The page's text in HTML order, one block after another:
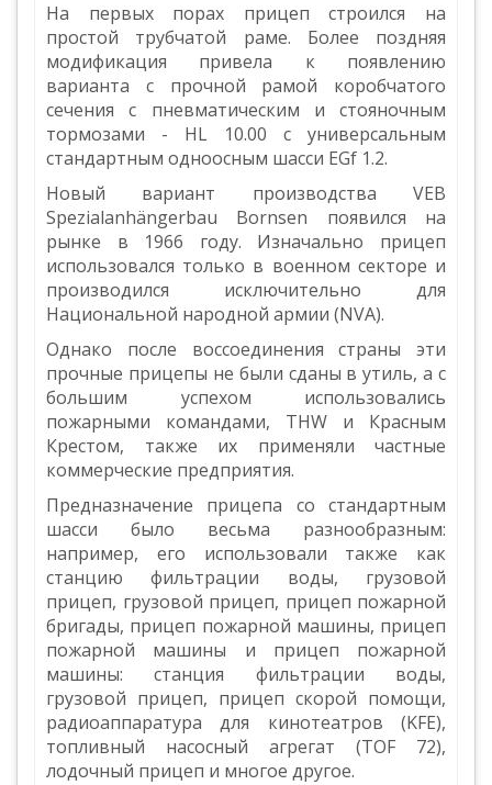
На первых порах прицеп строился на
простой трубчатой раме. Более поздняя
модификация привела к появлению
варианта с прочной рамой коробчатого
сечения с пневматическим и стояночным
тормозами - HL 10.00 с универсальным
стандартным одноосным шасси EGf 1.2.
Новый вариант производства VEB
Spezialanhängerbau Bornsen появился на
рынке в 1966 году. Изначально прицеп
использовался только в военном секторе и
производился исключительно для
Национальной народной армии (NVA).
Однако после воссоединения страны эти
прочные прицепы не были сданы в утиль, а с
большим успехом использовались
пожарными командами, THW и Красным
Крестом, также их применяли частные
коммерческие предприятия.
Предназначение прицепа со стандартным
шасси было весьма разнообразным:
например, его использовали также как
станцию фильтрации воды, грузовой
прицеп, грузовой прицеп, прицеп пожарной
бригады, прицеп пожарной машины, прицеп
пожарной машины и прицеп пожарной
машины: станция фильтрации воды,
грузовой прицеп, прицеп скорой помощи,
радиоаппаратура для кинотеатров (KFE),
топливный насосный агрегат (TOF 72),
лодочный прицеп и многое другое.